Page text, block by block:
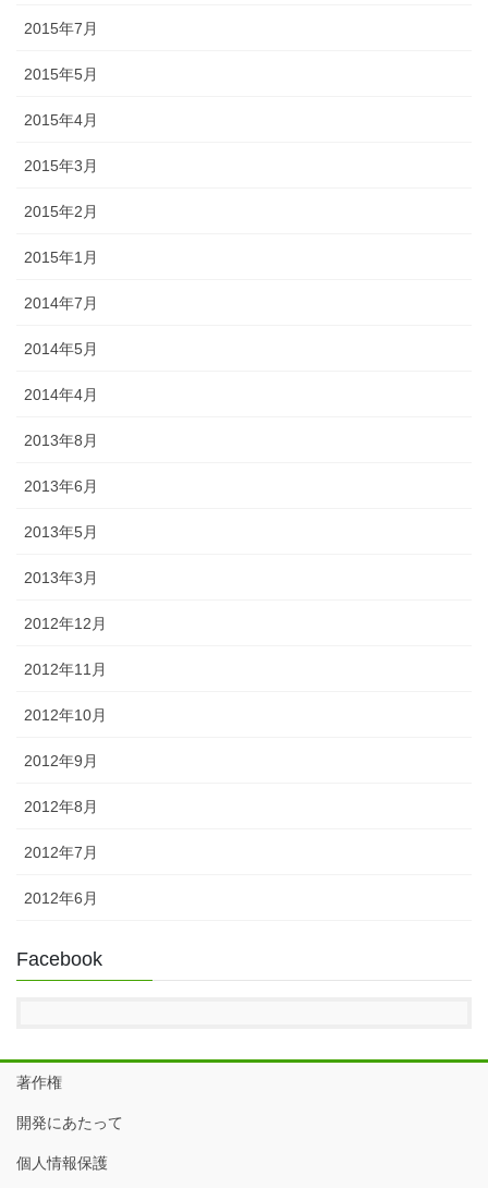
2015年7月
2015年5月
2015年4月
2015年3月
2015年2月
2015年1月
2014年7月
2014年5月
2014年4月
2013年8月
2013年6月
2013年5月
2013年3月
2012年12月
2012年11月
2012年10月
2012年9月
2012年8月
2012年7月
2012年6月
Facebook
著作権
開発にあたって
個人情報保護